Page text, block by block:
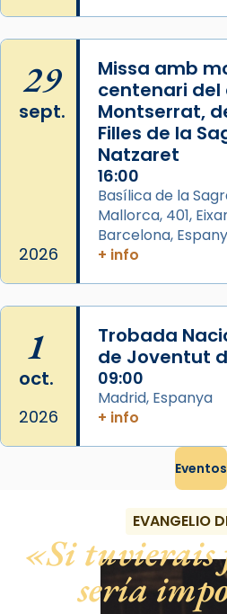
29
sept.
2026
Missa amb
centenari del
Montserrat,
Filles de la
Natzaret
16:00
Basílica de la
Mallorca, 401,
Barcelona,
+ info
1
oct.
2026
Trobada
de Joventut
09:00
Madrid, Espanya
+ info
Eventos
EVANGELIO
Si tuvierais
sería